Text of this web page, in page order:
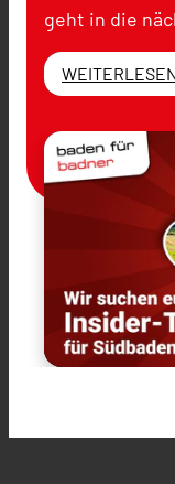
geht in die
WEITERLESEN